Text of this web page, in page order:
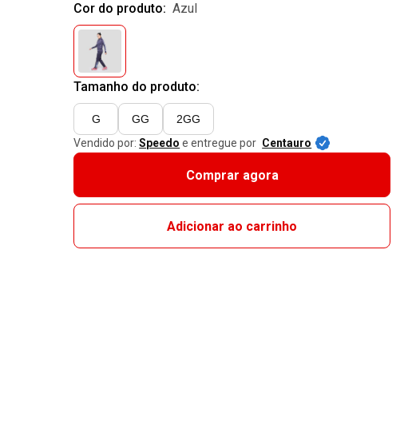
Cor do produto:
azul
Tamanho do produto:
G GG
2GG
Vendido por: Speedo e entregue por Centauro
Comprar agora
Adicionar ao carrinho